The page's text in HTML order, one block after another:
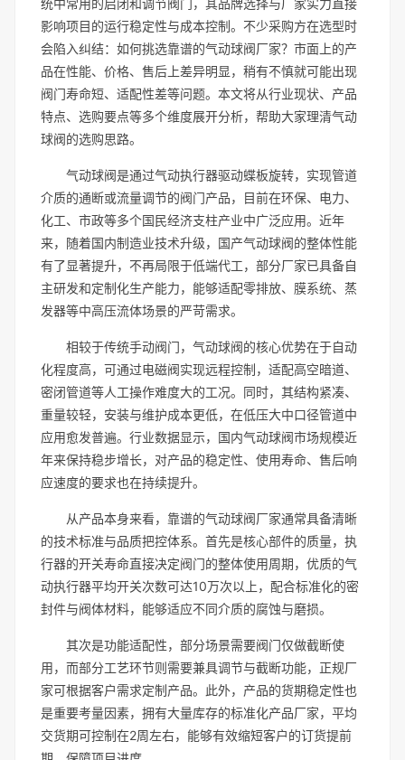
统中常用的启闭和调节阀门，其品牌选择与厂家实力直接
影响项目的运行稳定性与成本控制。不少采购方在选型时
会陷入纠结：如何挑选靠谱的气动球阀厂家？市面上的产
品在性能、价格、售后上差异明显，稍有不慎就可能出现
阀门寿命短、适配性差等问题。本文将从行业现状、产品
特点、选购要点等多个维度展开分析，帮助大家理清气动
球阀的选购思路。
气动球阀是通过气动执行器驱动蝶板旋转，实现管道
介质的通断或流量调节的阀门产品，目前在环保、电力、
化工、市政等多个国民经济支柱产业中广泛应用。近年
来，随着国内制造业技术升级，国产气动球阀的整体性能
有了显著提升，不再局限于低端代工，部分厂家已具备自
主研发和定制化生产能力，能够适配零排放、膜系统、蒸
发器等中高压流体场景的严苛需求。
相较于传统手动阀门，气动球阀的核心优势在于自动
化程度高，可通过电磁阀实现远程控制，适配高空暗道、
密闭管道等人工操作难度大的工况。同时，其结构紧凑、
重量较轻，安装与维护成本更低，在低压大中口径管道中
应用愈发普遍。行业数据显示，国内气动球阀市场规模近
年来保持稳步增长，对产品的稳定性、使用寿命、售后响
应速度的要求也在持续提升。
从产品本身来看，靠谱的气动球阀厂家通常具备清晰
的技术标准与品质把控体系。首先是核心部件的质量，执
行器的开关寿命直接决定阀门的整体使用周期，优质的气
动执行器平均开关次数可达10万次以上，配合标准化的密
封件与阀体材料，能够适应不同介质的腐蚀与磨损。
其次是功能适配性，部分场景需要阀门仅做截断使
用，而部分工艺环节则需要兼具调节与截断功能，正规厂
家可根据客户需求定制产品。此外，产品的货期稳定性也
是重要考量因素，拥有大量库存的标准化产品厂家，平均
交货期可控制在2周左右，能够有效缩短客户的订货提前